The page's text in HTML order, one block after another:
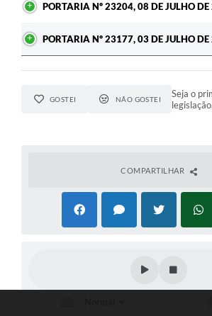
PORTARIA Nº 23204, 08 DE JULHO
PORTARIA Nº 23177, 03 DE JULHO
GOSTEI NÃO GOSTEI
Seja o
legislação.
COMPARTILHAR